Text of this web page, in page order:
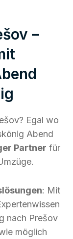
–
Egal wo
Abend
Partner für
: Mit
nach Prešov
möglich